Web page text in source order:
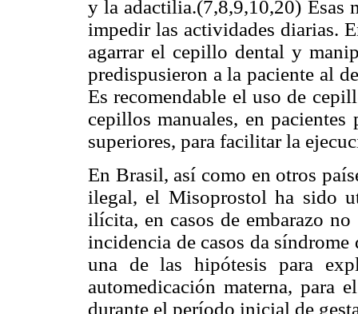
y la adactilia.(7,8,9,10,20) Esas
impedir las actividades diarias.
agarrar el cepillo dental y
predispusieron a la paciente al
Es recomendable el uso de
cepillos manuales, en
superiores, para facilitar la
En Brasil, así como en otros
ilegal, el Misoprostol ha sido
ilícita, en casos de embarazo
incidencia de casos da
una de las hipótesis para
automedicación materna, para
durante el período inicial de